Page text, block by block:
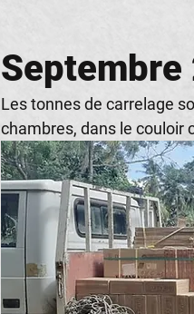
Les tonnes de carrelage
chambres, dans le couloir